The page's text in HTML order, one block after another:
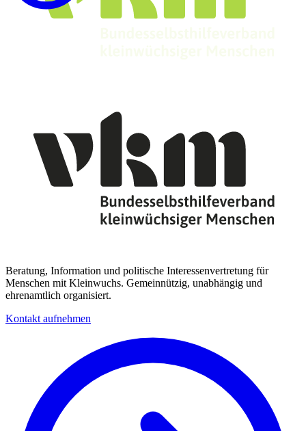
Beratung, Information und politische Interessenvertretung für
Menschen mit Kleinwuchs. Gemeinnützig, unabhängig und
ehrenamtlich organisiert.
Kontakt aufnehmen